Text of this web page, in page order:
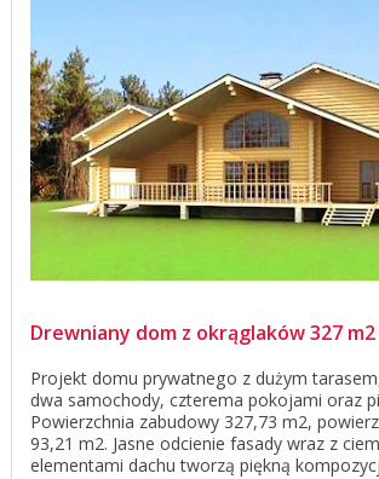
Drewniany dom z okrąglaków 327 m2
Projekt domu prywatnego z dużym
dwa samochody, czterema pokojami oraz
Powierzchnia zabudowy 327,73 m2,
93,21 m2. Jasne odcienie fasady wraz z
elementami dachu tworzą piękną